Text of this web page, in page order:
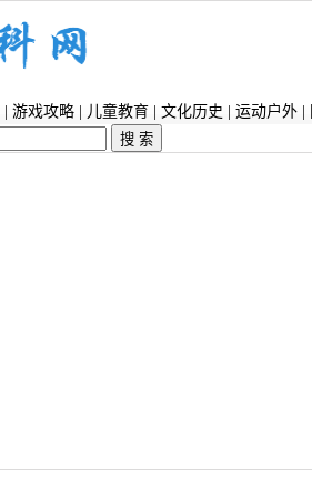
游戏攻略 儿童教育 文化历史 运动户外